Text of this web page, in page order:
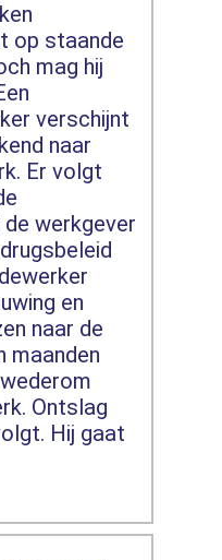
op staande
mag hij
verschijnt
naar
Er volgt
de werkgever
en
naar de
maanden
Ontslag
Hij gaat